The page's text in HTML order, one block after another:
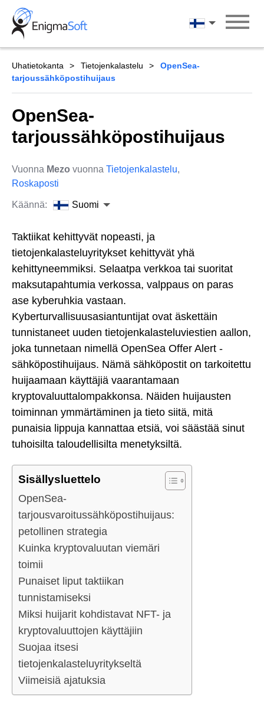
Skip
content
Suomi
Uhatietokanta Tietojenkalastelu
OpenSea-
tarjoussähköpostihuijaus
OpenSea-
tarjoussähköpostihuijaus
Vuonna Mezo vuonna Tietojenkalastelu,
Roskaposti
Käännä: Suomi
Taktiikat kehittyvät nopeasti, ja
tietojenkalasteluyritykset kehittyvät yhä
kehittyneemmiksi. Selaatpa verkkoa tai suoritat
maksutapahtumia verkossa, valppaus on paras
ase kyberuhkia vastaan.
Kyberturvallisuusasiantuntijat ovat äskettäin
tunnistaneet uuden tietojenkalasteluviestien aallon,
joka tunnetaan nimellä OpenSea Offer Alert -
sähköpostihuijaus. Nämä sähköpostit on tarkoitettu
huijaamaan käyttäjiä vaarantamaan
kryptovaluuttalompakkonsa. Näiden huijausten
toiminnan ymmärtäminen ja tieto siitä, mitä
punaisia lippuja kannattaa etsiä, voi säästää sinut
tuhoisilta taloudellisilta menetyksiltä.
Sisällysluettelo
OpenSea-
tarjousvaroitussähköpostihuijaus:
petollinen strategia
Kuinka kryptovaluutan viemäri
toimii
Punaiset liput taktiikan
tunnistamiseksi
Miksi huijarit kohdistavat NFT- ja
kryptovaluuttojen käyttäjiin
Suojaa itsesi
tietojenkalasteluyritykseltä
Viimeisiä ajatuksia